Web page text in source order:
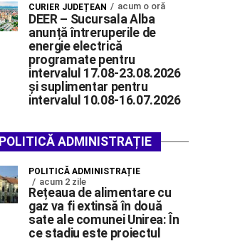
CURIER JUDEȚEAN acum o oră
DEER – Sucursala Alba
anunță întreruperile de
energie electrică
programate pentru
intervalul 17.08-23.08.2026
și suplimentar pentru
intervalul 10.08-16.07.2026
POLITICĂ ADMINISTRAȚIE
POLITICĂ ADMINISTRAȚIE
acum 2 zile
Rețeaua de alimentare cu
gaz va fi extinsă în două
sate ale comunei Unirea: În
ce stadiu este proiectul